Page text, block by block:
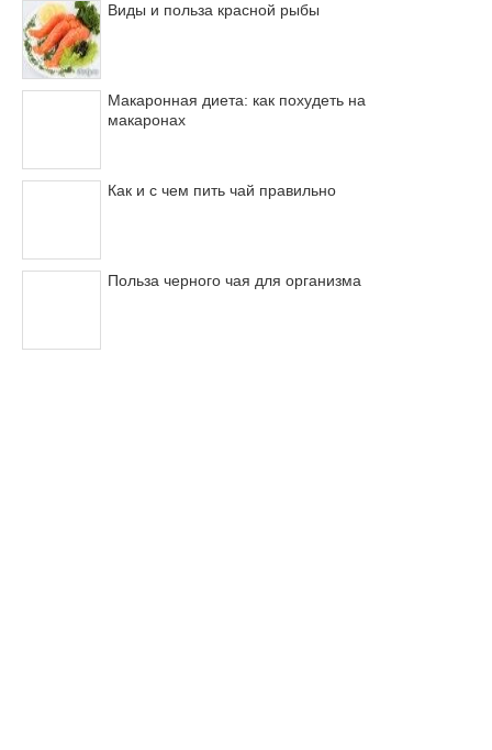
Виды и польза красной рыбы
Макаронная диета: как похудеть на
макаронах
Как и с чем пить чай правильно
Польза черного чая для организма